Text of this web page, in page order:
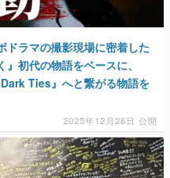
ドラマの撮影現場に密着した
初代の物語をベースに、
Ties』へと繋がる物語を
2025年12月26日 公開